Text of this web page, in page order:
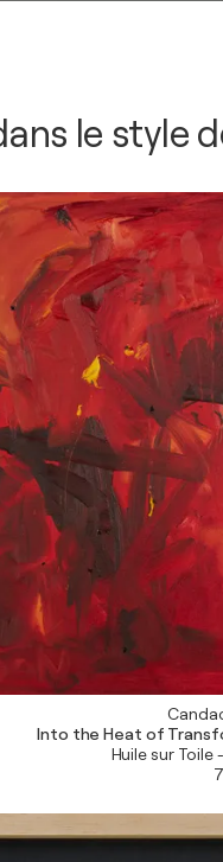
le style
Into the Heat of
Huile sur Toile